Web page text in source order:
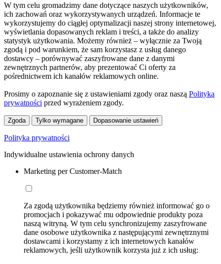
W tym celu gromadzimy dane dotyczące naszych użytkowników,
ich zachowań oraz wykorzystywanych urządzeń. Informacje te
wykorzystujemy do ciągłej optymalizacji naszej strony internetowej,
wyświetlania dopasowanych reklam i treści, a także do analizy
statystyk użytkowania. Możemy również – wyłącznie za Twoją
zgodą i pod warunkiem, że sam korzystasz z usług danego
dostawcy – porównywać zaszyfrowane dane z danymi
zewnętrznych partnerów, aby prezentować Ci oferty za
pośrednictwem ich kanałów reklamowych online.
Prosimy o zapoznanie się z ustawieniami zgody oraz naszą Polityką
prywatności przed wyrażeniem zgody.
Zgoda Tylko wymagane Dopasowanie ustawień
Polityka prywatności
Indywidualne ustawienia ochrony danych
Marketing per Customer-Match
Za zgodą użytkownika będziemy również informować go o
promocjach i pokazywać mu odpowiednie produkty poza
naszą witryną. W tym celu synchronizujemy zaszyfrowane
dane osobowe użytkownika z następującymi zewnętrznymi
dostawcami i korzystamy z ich internetowych kanałów
reklamowych, jeśli użytkownik korzysta już z ich usług: